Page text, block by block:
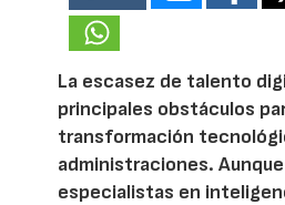
La escasez de talento
principales obstáculos
transformación
administraciones.
especialistas en